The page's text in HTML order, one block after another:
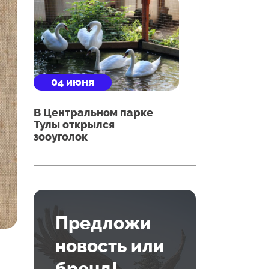
04 июня
В Центральном парке
Тулы открылся
зооуголок
Предложи
новость или